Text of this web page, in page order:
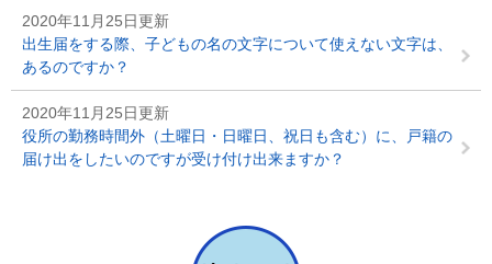
2020年11月25日更新
出生届をする際、子どもの名の文字について使えない文字は、
あるのですか？
2020年11月25日更新
役所の勤務時間外（土曜日・日曜日、祝日も含む）に、戸籍の
届け出をしたいのですが受け付け出来ますか？